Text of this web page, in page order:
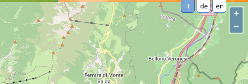
it de en
+
−